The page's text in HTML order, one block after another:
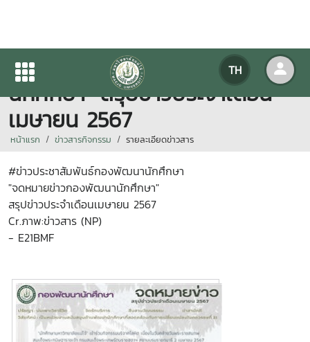
TH
"จดหมายข่าวกองพัฒนา
นักศึกษา" สรุปข่าวประจำเดือน
เมษายน 2567
หน้าแรก ข่าวสารกิจกรรม รายละเอียดข่าวสาร
#ข่าวประชาสัมพันธ์กองพัฒนานักศึกษา
"จดหมายข่าวกองพัฒนานักศึกษา"
สรุปข่าวประจำเดือนเมษายน 2567
Cr.ภาพ:ข่าวสาร (NP)
- E21BMF